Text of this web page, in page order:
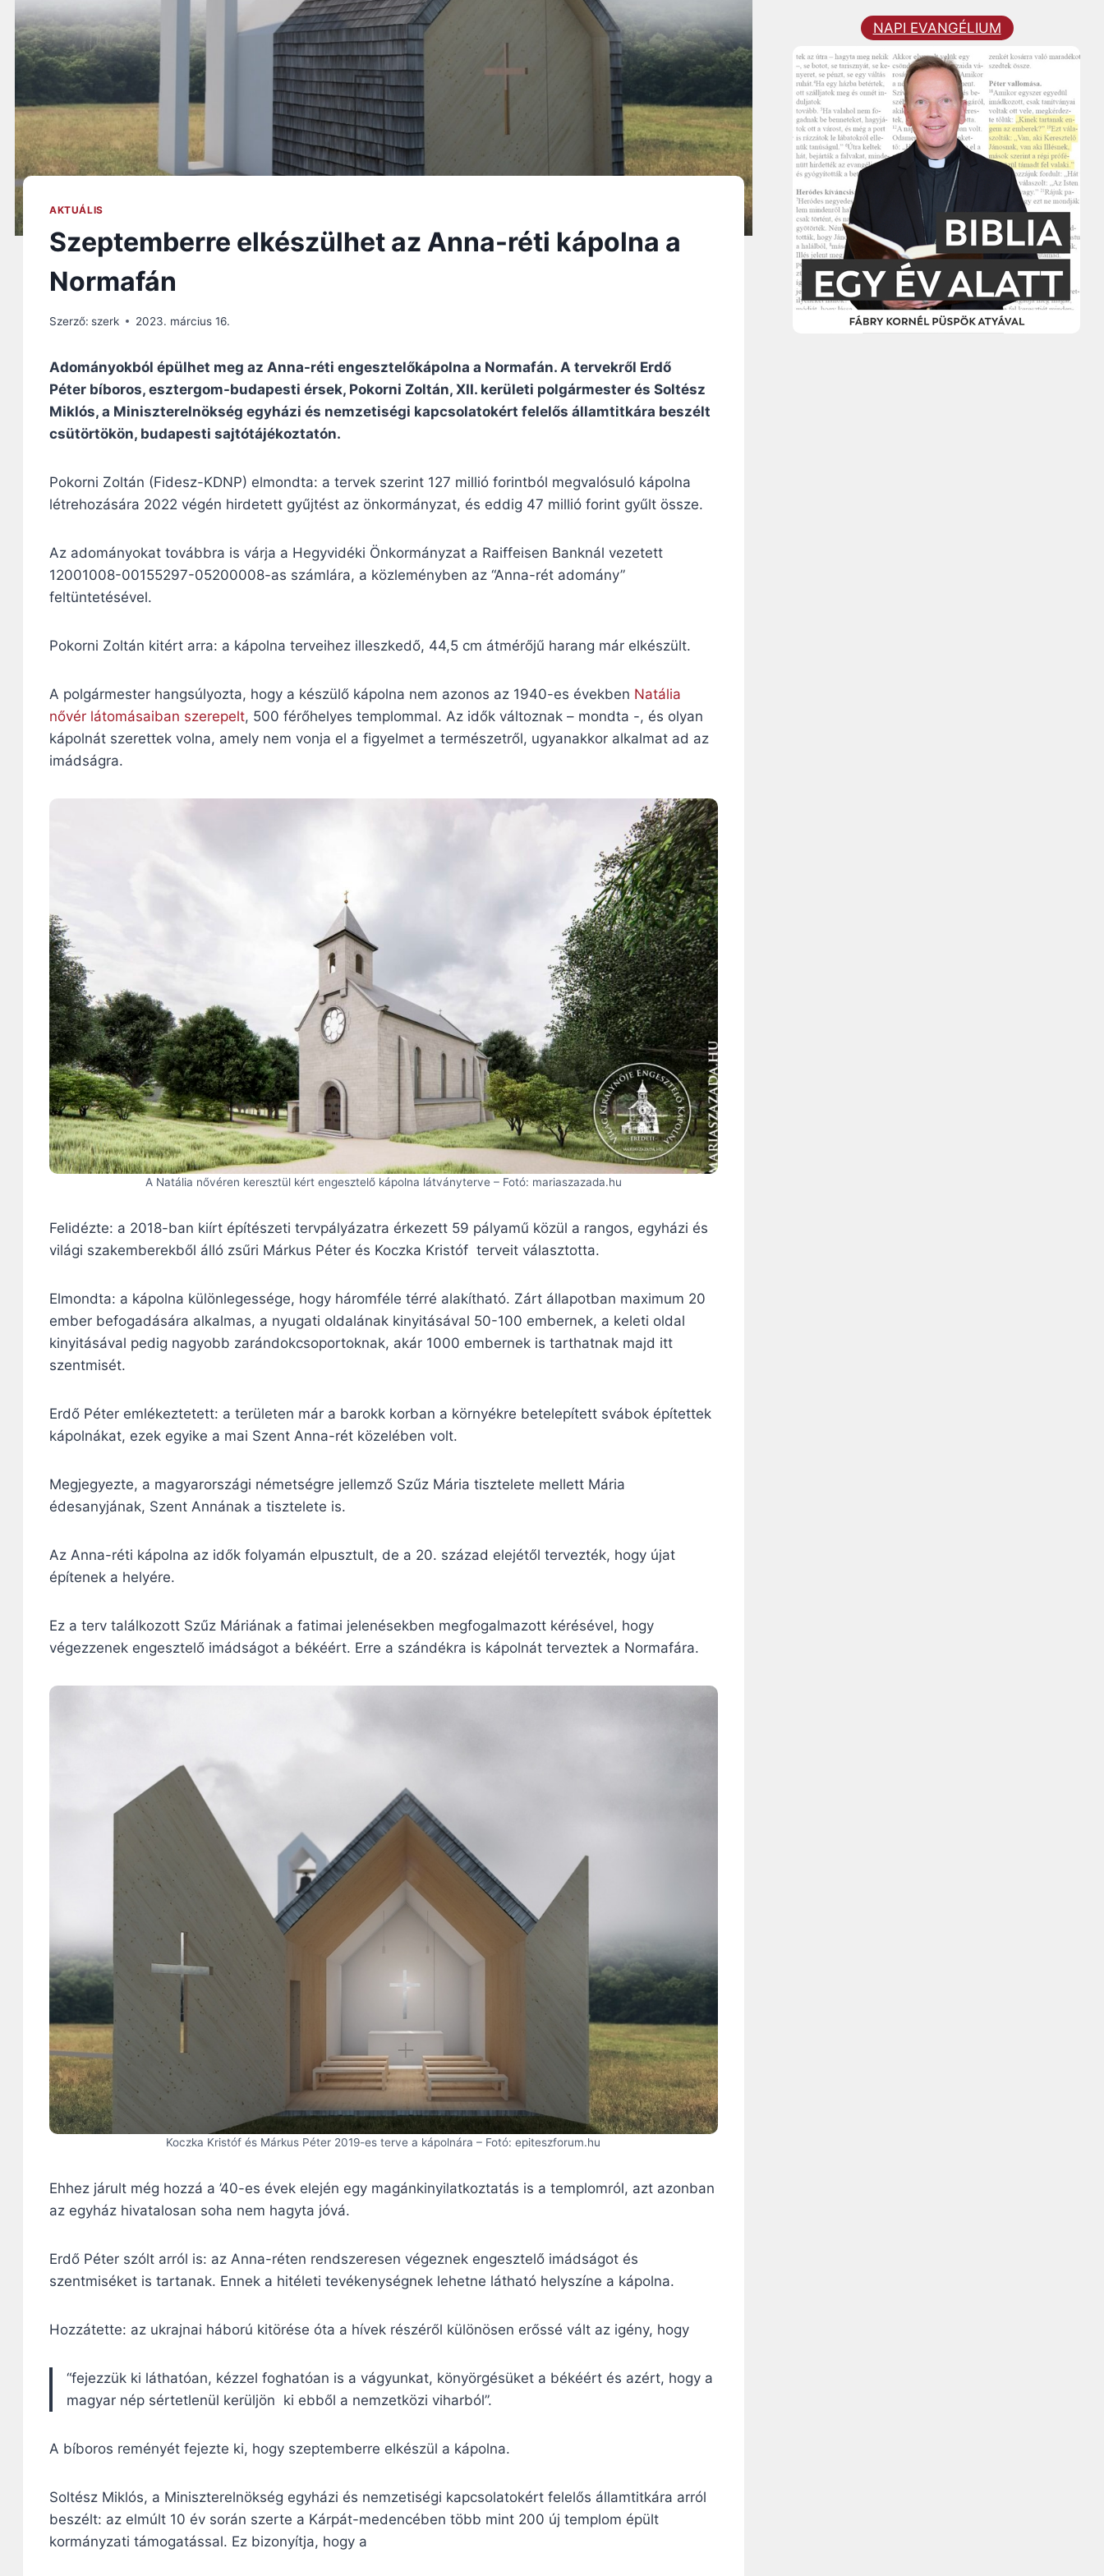
AKTUÁLIS
Szeptemberre elkészülhet az Anna-réti kápolna a
Normafán
Szerző: szerk 2023. március 16.
Adományokból épülhet meg az Anna-réti engesztelőkápolna a Normafán. A tervekről Erdő
Péter bíboros, esztergom-budapesti érsek, Pokorni Zoltán, XII. kerületi polgármester és Soltész
Miklós, a Miniszterelnökség egyházi és nemzetiségi kapcsolatokért felelős államtitkára beszélt
csütörtökön, budapesti sajtótájékoztatón.
Pokorni Zoltán (Fidesz-KDNP) elmondta: a tervek szerint 127 millió forintból megvalósuló kápolna
létrehozására 2022 végén hirdetett gyűjtést az önkormányzat, és eddig 47 millió forint gyűlt össze.
Az adományokat továbbra is várja a Hegyvidéki Önkormányzat a Raiffeisen Banknál vezetett
12001008-00155297-05200008-as számlára, a közleményben az “Anna-rét adomány”
feltüntetésével.
Pokorni Zoltán kitért arra: a kápolna terveihez illeszkedő, 44,5 cm átmérőjű harang már elkészült.
A polgármester hangsúlyozta, hogy a készülő kápolna nem azonos az 1940-es években Natália
nővér látomásaiban szerepelt, 500 férőhelyes templommal. Az idők változnak – mondta -, és olyan
kápolnát szerettek volna, amely nem vonja el a figyelmet a természetről, ugyanakkor alkalmat ad az
imádságra.
A Natália nővéren keresztül kért engesztelő kápolna látványterve – Fotó: mariaszazada.hu
Felidézte: a 2018-ban kiírt építészeti tervpályázatra érkezett 59 pályamű közül a rangos, egyházi és
világi szakemberekből álló zsűri Márkus Péter és Koczka Kristóf terveit választotta.
Elmondta: a kápolna különlegessége, hogy háromféle térré alakítható. Zárt állapotban maximum 20
ember befogadására alkalmas, a nyugati oldalának kinyitásával 50-100 embernek, a keleti oldal
kinyitásával pedig nagyobb zarándokcsoportoknak, akár 1000 embernek is tarthatnak majd itt
szentmisét.
Erdő Péter emlékeztetett: a területen már a barokk korban a környékre betelepített svábok építettek
kápolnákat, ezek egyike a mai Szent Anna-rét közelében volt.
Megjegyezte, a magyarországi németségre jellemző Szűz Mária tisztelete mellett Mária
édesanyjának, Szent Annának a tisztelete is.
Az Anna-réti kápolna az idők folyamán elpusztult, de a 20. század elejétől tervezték, hogy újat
építenek a helyére.
Ez a terv találkozott Szűz Máriának a fatimai jelenésekben megfogalmazott kérésével, hogy
végezzenek engesztelő imádságot a békéért. Erre a szándékra is kápolnát terveztek a Normafára.
Koczka Kristóf és Márkus Péter 2019-es terve a kápolnára – Fotó: epiteszforum.hu
Ehhez járult még hozzá a ’40-es évek elején egy magánkinyilatkoztatás is a templomról, azt azonban
az egyház hivatalosan soha nem hagyta jóvá.
Erdő Péter szólt arról is: az Anna-réten rendszeresen végeznek engesztelő imádságot és
szentmiséket is tartanak. Ennek a hitéleti tevékenységnek lehetne látható helyszíne a kápolna.
Hozzátette: az ukrajnai háború kitörése óta a hívek részéről különösen erőssé vált az igény, hogy
“fejezzük ki láthatóan, kézzel foghatóan is a vágyunkat, könyörgésüket a békéért és azért, hogy a
magyar nép sértetlenül kerüljön ki ebből a nemzetközi viharból”.
A bíboros reményét fejezte ki, hogy szeptemberre elkészül a kápolna.
Soltész Miklós, a Miniszterelnökség egyházi és nemzetiségi kapcsolatokért felelős államtitkára arról
beszélt: az elmúlt 10 év során szerte a Kárpát-medencében több mint 200 új templom épült
kormányzati támogatással. Ez bizonyítja, hogy a
NAPI EVANGÉLIUM